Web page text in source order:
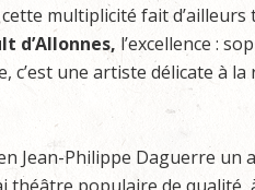
multiplicité fait d’ailleurs
d’Allonnes, l’excellence :
une artiste délicate à la
Jean-Philippe Daguerre un